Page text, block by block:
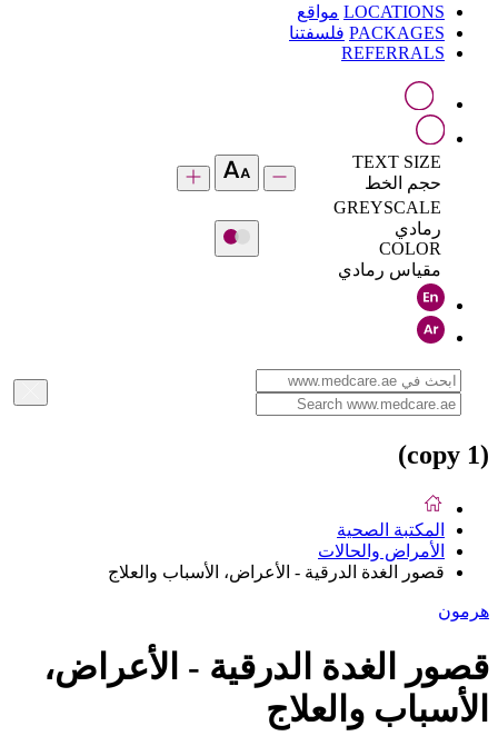
LOCATIONS مواقع
PACKAGES فلسفتنا
REFERRALS
TEXT SIZE
حجم الخط
GREYSCALE
رمادي
COLOR
مقياس رمادي
(copy 1)
المكتبة الصحية
الأمراض والحالات
قصور الغدة الدرقية - الأعراض، الأسباب والعلاج
هرمون
قصور الغدة الدرقية - الأعراض،
الأسباب والعلاج